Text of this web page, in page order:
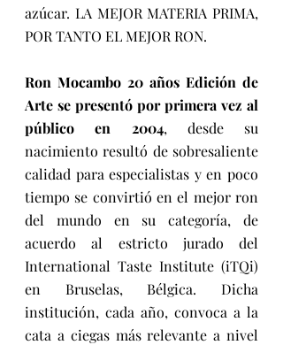
azúcar. LA MEJOR MATERIA PRIMA,
POR TANTO EL MEJOR RON.
Ron Mocambo 20 años Edición de
Arte se presentó por primera vez al
público en 2004, desde su
nacimiento resultó de sobresaliente
calidad para especialistas y en poco
tiempo se convirtió en el mejor ron
del mundo en su categoría, de
acuerdo al estricto jurado del
International Taste Institute (iTQi)
en Bruselas, Bélgica. Dicha
institución, cada año, convoca a la
cata a ciegas más relevante a nivel